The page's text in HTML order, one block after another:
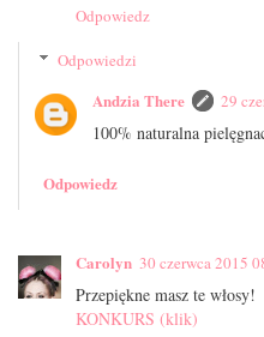
Odpowiedz
Odpowiedzi
Andzia There 29
100% naturalna
Odpowiedz
Carolyn 30 czerwca 2015
Przepiękne masz te włosy!
KONKURS (klik)